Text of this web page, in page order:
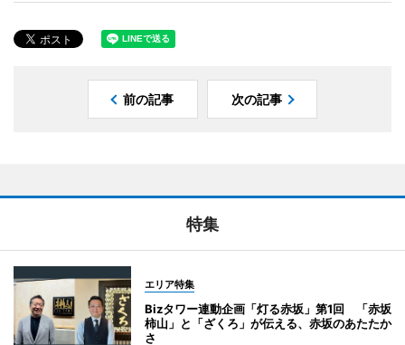
前の記事 次の記事
特集
エリア特集
Bizタワー連動企画「灯る赤坂」第1回 「赤坂
柿山」と「ざくろ」が伝える、赤坂のあたたか
さ